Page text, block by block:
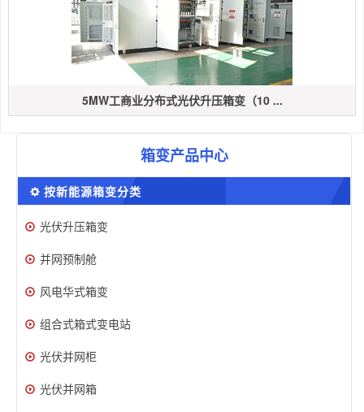
5MW工商业分布式光伏升压箱变（10 ...
箱变产品中心
按新能源箱变分类
光伏升压箱变
并网预制舱
风电华式箱变
组合式箱式变电站
光伏并网柜
光伏并网箱